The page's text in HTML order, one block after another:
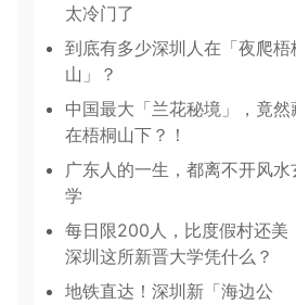
太冷门了
到底有多少深圳人在「夜爬梧
山」？
中国最大「兰花秘境」，竟然
在梧桐山下？！
广东人的一生，都离不开风水
学
每日限200人，比度假村还美
深圳这所新晋大学凭什么？
地铁直达！深圳新「海边公